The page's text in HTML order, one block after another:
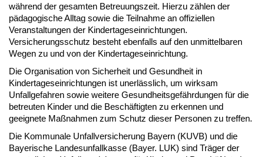
während der gesamten Betreuungszeit. Hierzu zählen der
pädagogische Alltag sowie die Teilnahme an offiziellen
Veranstaltungen der Kindertageseinrichtungen.
Versicherungsschutz besteht ebenfalls auf den unmittelbaren
Wegen zu und von der Kindertageseinrichtung.
Die Organisation von Sicherheit und Gesundheit in
Kindertageseinrichtungen ist unerlässlich, um wirksam
Unfallgefahren sowie weitere Gesundheitsgefährdungen für die
betreuten Kinder und die Beschäftigten zu erkennen und
geeignete Maßnahmen zum Schutz dieser Personen zu treffen.
Die Kommunale Unfallversicherung Bayern (KUVB) und die
Bayerische Landesunfallkasse (Bayer. LUK) sind Träger der